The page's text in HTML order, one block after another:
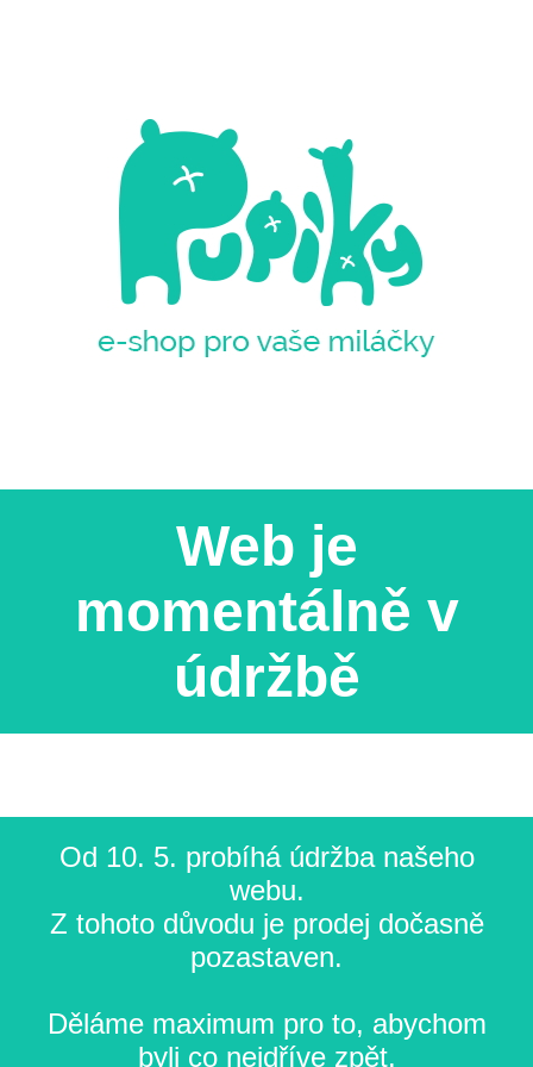
Web je
momentálně v
údržbě
Od 10. 5. probíhá údržba našeho
webu.
Z tohoto důvodu je prodej dočasně
pozastaven.
Děláme maximum pro to, abychom
byli co nejdříve zpět.